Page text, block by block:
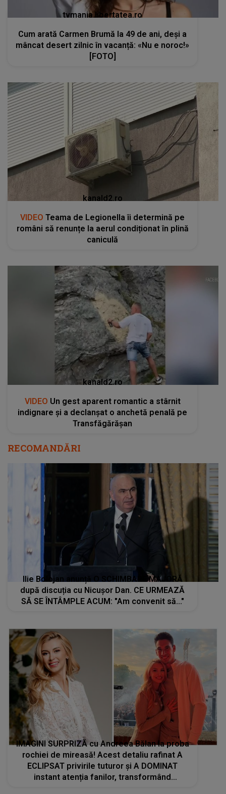
tvmania.libertatea.ro
Cum arată Carmen Brumă la 49 de ani, deși a
mâncat desert zilnic în vacanță: «Nu e noroc!»
[FOTO]
kanald2.ro
VIDEO Teama de Legionella îi determină pe
români să renunțe la aerul condiționat în plină
caniculă
kanald2.ro
VIDEO Un gest aparent romantic a stârnit
indignare și a declanșat o anchetă penală pe
Transfăgărășan
RECOMANDĂRI
Ilie Bolojan anunță O SCHIMBARE MAJORĂ
după discuția cu Nicușor Dan. CE URMEAZĂ
SĂ SE ÎNTÂMPLE ACUM: "Am convenit să..."
IMAGINI SURPRIZĂ cu Andreea Bălan la proba
rochiei de mireasă! Acest detaliu rafinat A
ECLIPSAT privirile tuturor și A DOMINAT
instant atenția fanilor, transformând